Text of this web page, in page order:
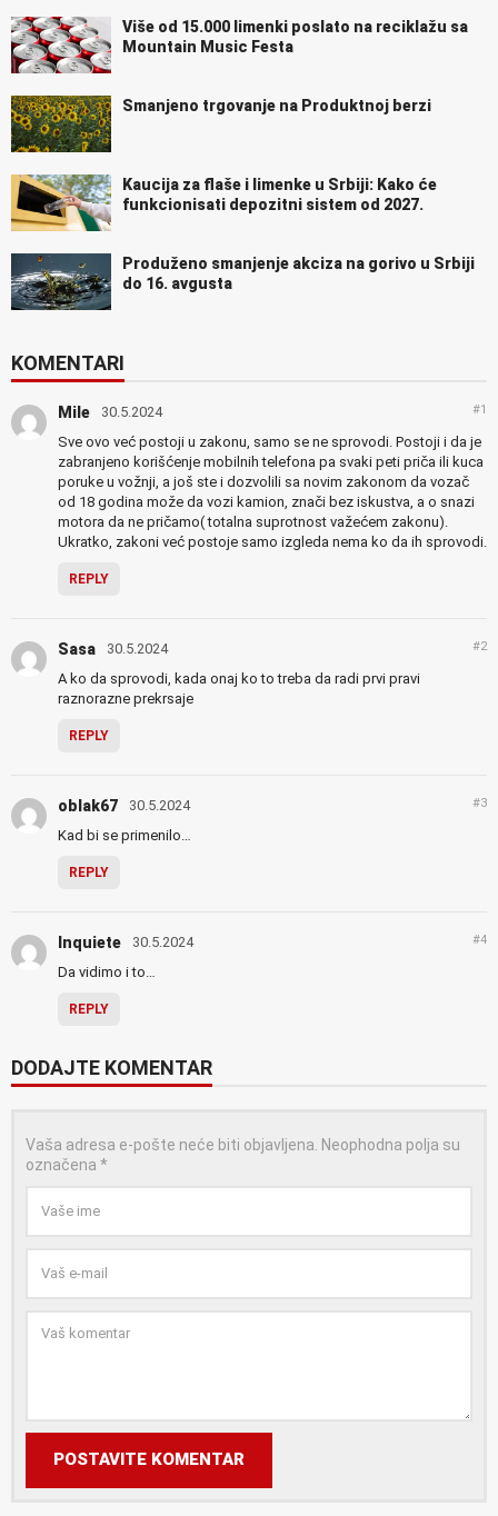
Više od 15.000 limenki poslato na reciklažu sa
Mountain Music Festa
Smanjeno trgovanje na Produktnoj berzi
Kaucija za flaše i limenke u Srbiji: Kako će
funkcionisati depozitni sistem od 2027.
Produženo smanjenje akciza na gorivo u Srbiji
do 16. avgusta
KOMENTARI
Mile 30.5.2024 #1
Sve ovo već postoji u zakonu, samo se ne sprovodi. Postoji i da je
zabranjeno korišćenje mobilnih telefona pa svaki peti priča ili kuca
poruke u vožnji, a još ste i dozvolili sa novim zakonom da vozač
od 18 godina može da vozi kamion, znači bez iskustva, a o snazi
motora da ne pričamo( totalna suprotnost važećem zakonu).
Ukratko, zakoni već postoje samo izgleda nema ko da ih sprovodi.
REPLY
Sasa 30.5.2024 #2
A ko da sprovodi, kada onaj ko to treba da radi prvi pravi
raznorazne prekrsaje
REPLY
oblak67 30.5.2024 #3
Kad bi se primenilo…
REPLY
Inquiete 30.5.2024 #4
Da vidimo i to…
REPLY
DODAJTE KOMENTAR
Vaša adresa e-pošte neće biti objavljena. Neophodna polja su
označena *
POSTAVITE KOMENTAR